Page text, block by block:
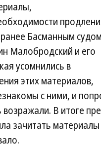
Басманным судом
Малобродский и его
усомнились в
этих материалов,
с ними, и
В итоге
зачитать